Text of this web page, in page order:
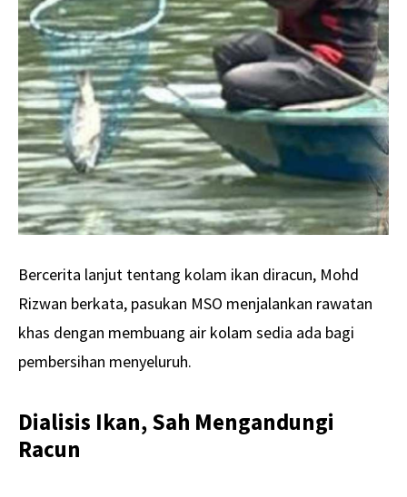
Bercerita lanjut tentang kolam ikan diracun, Mohd
Rizwan berkata, pasukan MSO menjalankan rawatan
khas dengan membuang air kolam sedia ada bagi
pembersihan menyeluruh.
Dialisis Ikan, Sah Mengandungi
Racun